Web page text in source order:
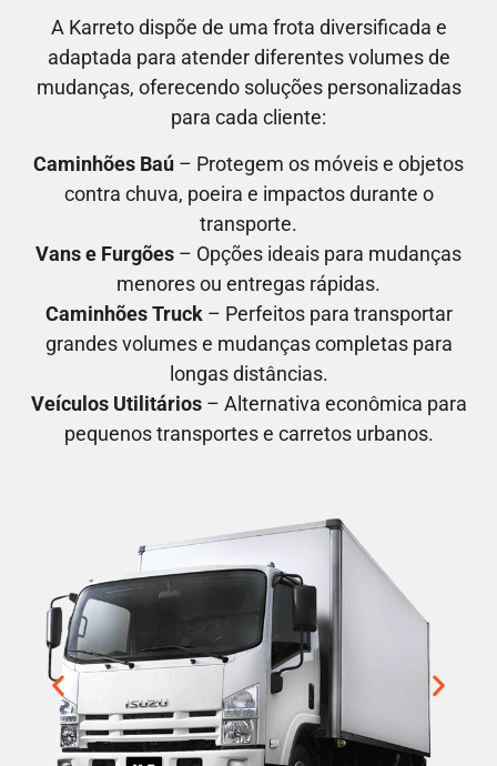
A Karreto dispõe de uma frota diversificada e
adaptada para atender diferentes volumes de
mudanças, oferecendo soluções personalizadas
para cada cliente:
Caminhões Baú – Protegem os móveis e objetos
contra chuva, poeira e impactos durante o
transporte.
Vans e Furgões – Opções ideais para mudanças
menores ou entregas rápidas.
Caminhões Truck– Perfeitos para transportar
grandes volumes e mudanças completas para
longas distâncias.
Veículos Utilitários– Alternativa econômica para
pequenos transportes e carretos urbanos.